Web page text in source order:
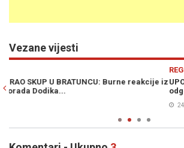
Vezane vijesti
UPOZORENJE IZ BRUXELLESA: „Ovo je
odgovorni snose tešku političku i moralnu